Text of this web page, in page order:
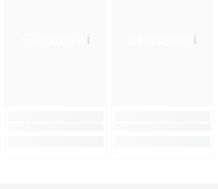
Shopponi Shopponi